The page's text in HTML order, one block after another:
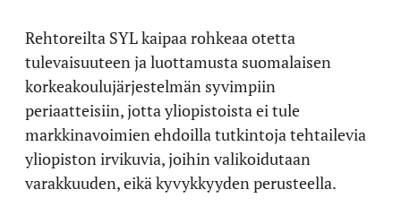
Rehtoreilta SYL kaipaa rohkeaa otetta
tulevaisuuteen ja luottamusta suomalaisen
korkeakoulujärjestelmän syvimpiin
periaatteisiin, jotta yliopistoista ei tule
markkinavoimien ehdoilla tutkintoja tehtailevia
yliopiston irvikuvia, joihin valikoidutaan
varakkuuden, eikä kyvykkyyden perusteella.